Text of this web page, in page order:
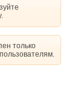
только